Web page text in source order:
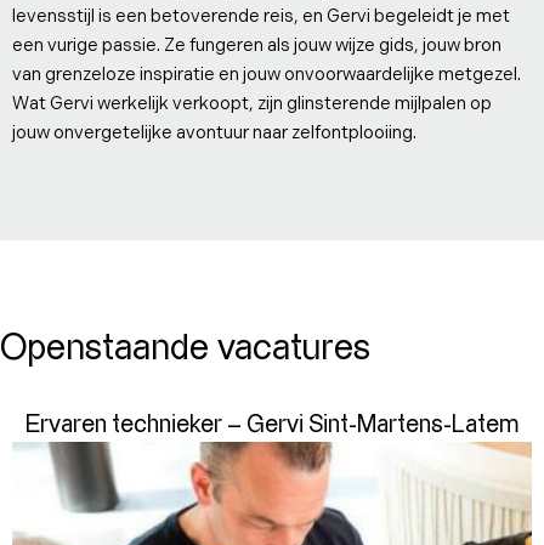
levensstijl is een betoverende reis, en Gervi begeleidt je met
een vurige passie. Ze fungeren als jouw wijze gids, jouw bron
van grenzeloze inspiratie en jouw onvoorwaardelijke metgezel.
Wat Gervi werkelijk verkoopt, zijn glinsterende mijlpalen op
jouw onvergetelijke avontuur naar zelfontplooiing.
Openstaande vacatures
Ervaren technieker – Gervi Sint-Martens-Latem